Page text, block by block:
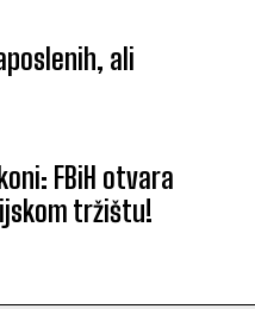
ali
FBiH otvara
tržištu!